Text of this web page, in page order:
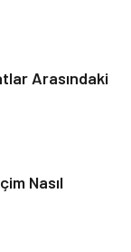
Arasındaki
Nasıl